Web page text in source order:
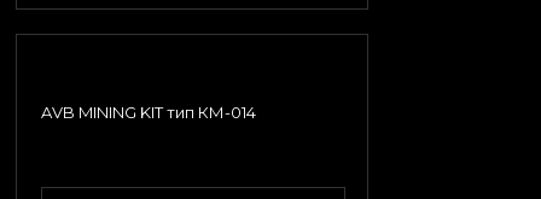
AVB MINING KIT тип КМ-014